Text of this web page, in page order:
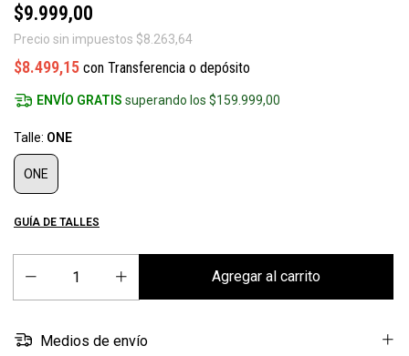
$9.999,00
Precio sin impuestos $8.263,64
$8.499,15 con Transferencia o depósito
ENVÍO GRATIS superando los$159.999,00
Talle: ONE
ONE
GUÍA DE TALLES
Medios de envío